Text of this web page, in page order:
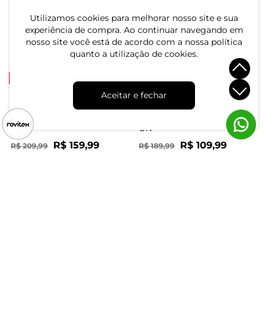
Utilizamos cookies para melhorar nosso site e sua
experiência de compra. Ao continuar navegando em
nosso site você está de acordo com a nossa política
quanto a utilização de cookies.
Aceitar e fechar
3 Peças Liso Vivaldi Bege -
R$ 79,99 R$ 69,99
ou 2x de R$ 34,99 sem juros
Elástico Altenburg Bege -
UN
R$ 239,99 R$ 189,99
ou 6x de R$ 31,66 sem juros
Jogo De Cama Classic Casal
4 Peças Teka Bege - UN
R$ 209,99 R$ 159,99
Jogo de Cama Queen Toque
Acetinado Altenburg Azul -
UN
R$ 189,99 R$ 109,99